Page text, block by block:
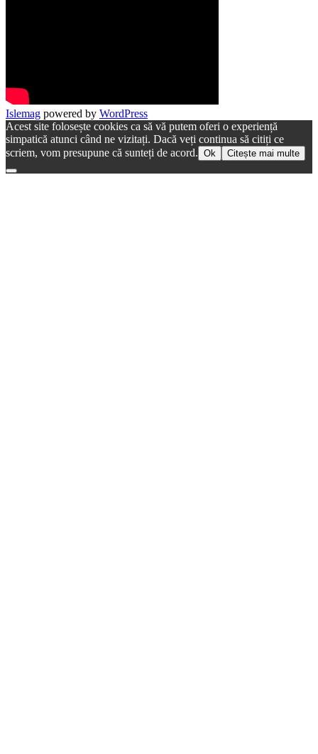
Islemag powered by WordPress
Acest site folosește cookies ca să vă putem oferi o experiență
simpatică atunci când ne vizitați. Dacă veți continua să citiți ce
scriem, vom presupune că sunteți de acord. Ok Citește mai multe